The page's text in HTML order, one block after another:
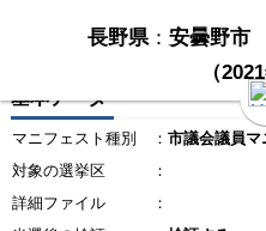
長野県： 安曇野市
（
基本データ
マニフェスト種別 ： 市議会議員マ
対象の選挙区
：
詳細ファイル
：